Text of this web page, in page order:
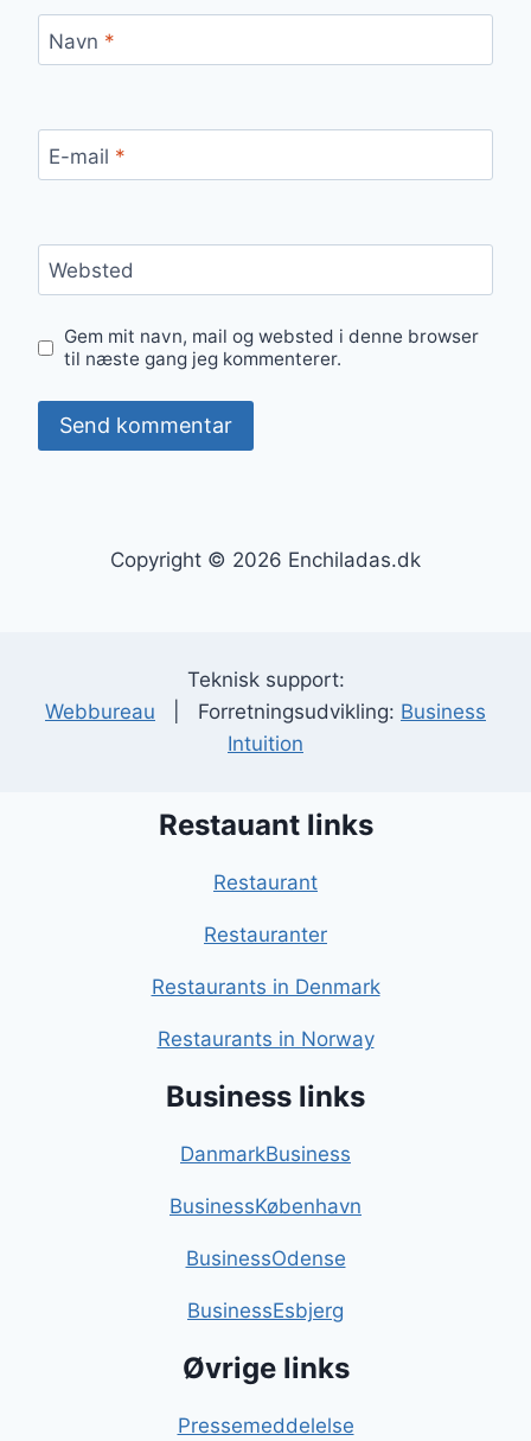
Navn *
E-mail *
Websted
Gem mit navn, mail og websted i denne browser
til næste gang jeg kommenterer.
Copyright © 2026 Enchiladas.dk
Teknisk support:
Webbureau | Forretningsudvikling: Business
Intuition
Restauant links
Restaurant
Restauranter
Restaurants in Denmark
Restaurants in Norway
Business links
DanmarkBusiness
BusinessKøbenhavn
BusinessOdense
BusinessEsbjerg
Øvrige links
Pressemeddelelse